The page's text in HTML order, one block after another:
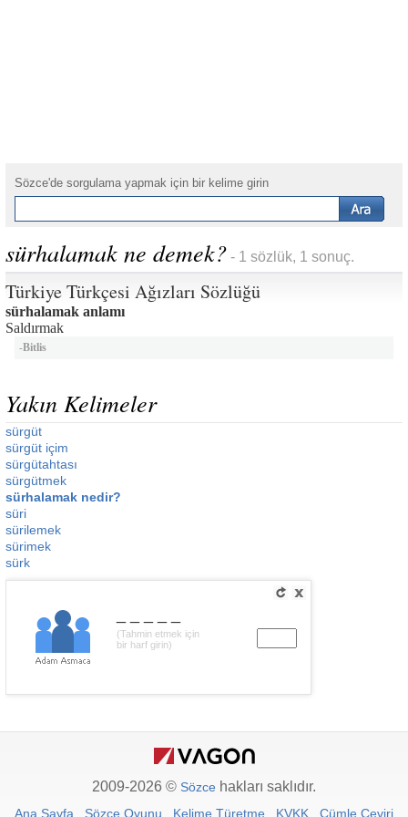
Sözce'de sorgulama yapmak için bir kelime girin
sürhalamak ne demek? - 1 sözlük, 1 sonuç.
Türkiye Türkçesi Ağızları Sözlüğü
sürhalamak anlamı
Saldırmak
-Bitlis
Yakın Kelimeler
sürgüt
sürgüt içim
sürgütahtası
sürgütmek
sürhalamak nedir?
süri
sürilemek
sürimek
sürk
(Tahmin etmek için
bir harf girin)
2009-2026 © Sözce hakları saklıdır.
Ana Sayfa Sözce Oyunu Kelime Türetme KVKK Cümle Çeviri